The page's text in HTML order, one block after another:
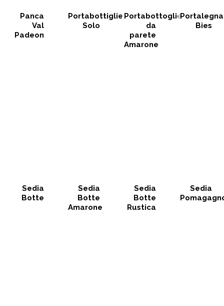
Panca
Val
Padeon
Portabottiglie
Solo
Portabottoglie
da
parete
Amarone
Portalegna
Bies
Sedia
Botte
Sedia
Botte
Amarone
Sedia
Botte
Rustica
Sedia